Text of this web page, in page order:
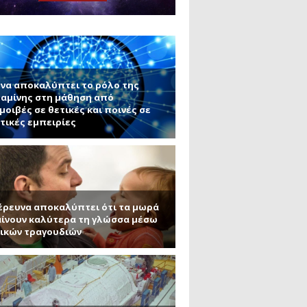
και πυριτένιο (Μέρος
ΜΙΤ)
ΑΠΘ)
αποκαλύπτει το ρόλο της
στη μάθηση από
σε θετικές και ποινές σε
εμπειρίες
αποκαλύπτει ότι τα μωρά
καλύτερα τη γλώσσα μέσω
τραγουδιών